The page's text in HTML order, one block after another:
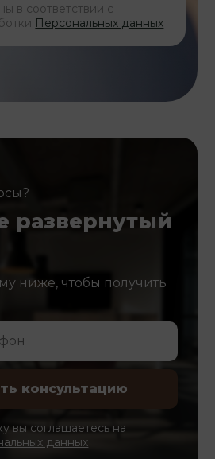
в соответствии с
Персональных данных
развернутый
ниже, чтобы получить
вы соглашаетесь на
данных